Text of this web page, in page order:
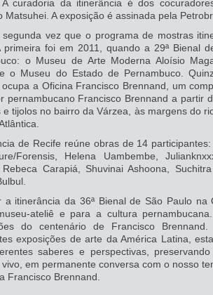
curadoria da itinerância é dos
Matsuhei. A exposição é assinada pela
vez que o programa de mostras
primeira foi em 2011, quando a 29ª Bienal
o Museu de Arte Moderna Aloísio
o Museu do Estado de Pernambuco.
a Oficina Francisco Brennand, um
pernambucano Francisco Brennand a partir
e tijolos no bairro da Várzea, às margens do
de Recife reúne obras de 14
Forensis, Helena Uambembe,
Rebeca Carapiá, Shuvinai Ashoona,
a itinerância da 36ª Bienal de São Paulo
ateliê e para a cultura
do centenário de Francisco
exposições de arte da América Latina,
saberes e perspectivas,
em permanente conversa com o nosso
Francisco Brennand.